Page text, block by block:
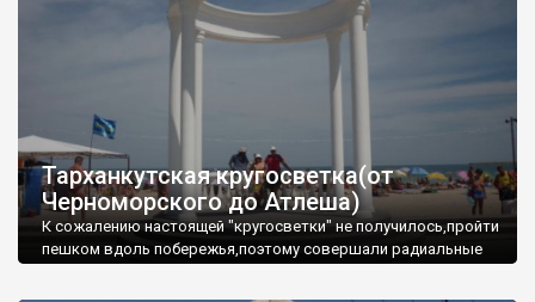
Тарханкутская кругосветка(от
Черноморского до Атлеша)
К сожалению настоящей "кругосветки" не получилось,пройти
пешком вдоль побережья,поэтому совершали радиальные